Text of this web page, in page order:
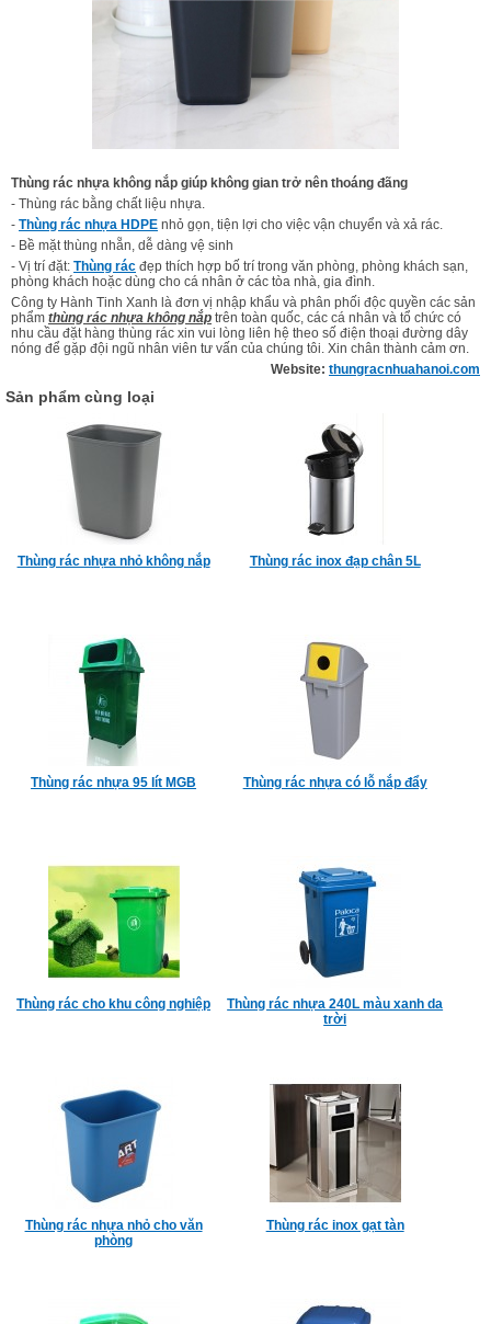
Thùng rác nhựa không nắp giúp không gian trở nên thoáng đãng
- Thùng rác bằng chất liệu nhựa.
- Thùng rác nhựa HDPE nhỏ gọn, tiện lợi cho việc vận chuyển và xả rác.
- Bề mặt thùng nhẵn, dễ dàng vệ sinh
- Vị trí đặt: Thùng rác đẹp thích hợp bố trí trong văn phòng, phòng khách sạn,
phòng khách hoặc dùng cho cá nhân ở các tòa nhà, gia đình.
Công ty Hành Tinh Xanh là đơn vị nhập khẩu và phân phối độc quyền các sản
phẩm thùng rác nhựa không nắp trên toàn quốc, các cá nhân và tổ chức có
nhu cầu đặt hàng thùng rác xin vui lòng liên hệ theo số điện thoại đường dây
nóng để gặp đội ngũ nhân viên tư vấn của chúng tôi. Xin chân thành cảm ơn.
Website: thungracnhuahanoi.com
Sản phẩm cùng loại
Thùng rác nhựa nhỏ không nắp Thùng rác inox đạp chân 5L
Thùng rác nhựa 95 lít MGB Thùng rác nhựa có lỗ nắp đẩy
Thùng rác cho khu công nghiệp
Thùng rác nhựa 240L màu xanh da
trời
Thùng rác nhựa nhỏ cho văn
phòng
Thùng rác inox gạt tàn